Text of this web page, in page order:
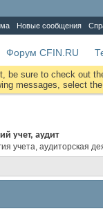
Новые сообщения
Форум CFIN.RU
be sure to check out
messages, select
учет, аудит
учета, аудиторская